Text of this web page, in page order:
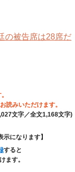
の被告席は28席だ
読みいただけます。
文字／全文1,168文字)
になります】
すると
ます。